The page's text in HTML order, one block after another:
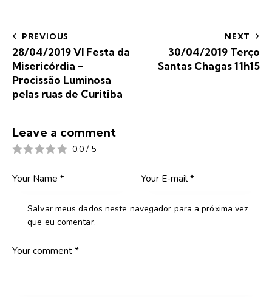
PREVIOUS
28/04/2019 VI Festa da
Misericórdia –
Procissão Luminosa
pelas ruas de Curitiba
NEXT
30/04/2019 Terço
Santas Chagas 11h15
Leave a comment
0.0 / 5
Salvar meus dados neste navegador para a próxima vez
que eu comentar.